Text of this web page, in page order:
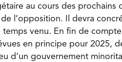
au cours des prochains
l’opposition. Il devra
venu. En fin de
en principe pour 2025,
d’un gouvernement